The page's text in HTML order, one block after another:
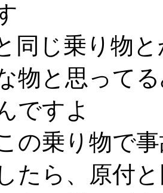
同じ乗り物
物と思って
ですよ
の乗り物で
たら、原付